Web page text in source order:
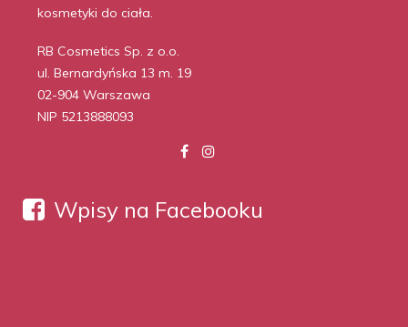
kosmetyki do ciała.
RB Cosmetics Sp. z o.o.
ul. Bernardyńska 13 m. 19
02-904 Warszawa
NIP 5213888093
Wpisy na Facebooku